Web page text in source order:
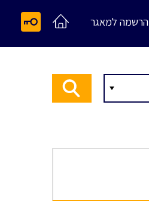
הרשמה למאגר